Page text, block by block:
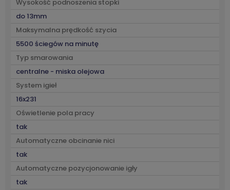
Wysokość podnoszenia stopki
do 13mm
Maksymalna prędkość szycia
5500 ściegów na minutę
Typ smarowania
centralne - miska olejowa
System igieł
16x231
Oświetlenie pola pracy
tak
Automatyczne obcinanie nici
tak
Automatyczne pozycjonowanie igły
tak